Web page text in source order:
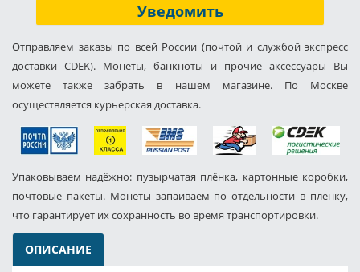
Уведомить
Отправляем заказы по всей России (почтой и службой экспресс
доставки CDEK). Монеты, банкноты и прочие аксессуары Вы
можете также забрать в нашем магазине. По Москве
осуществляется курьерская доставка.
Упаковываем надёжно: пузырчатая плёнка, картонные коробки,
почтовые пакеты. Монеты запаиваем по отдельности в пленку,
что гарантирует их сохранность во время транспортировки.
ОПИСАНИЕ